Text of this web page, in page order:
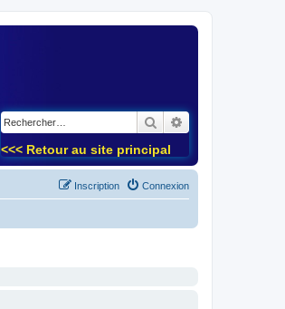
Rechercher
<<< Retour au site principal
Connexion
Inscription